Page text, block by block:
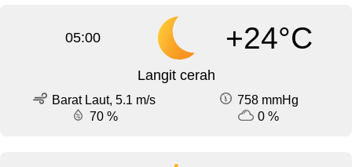
05:00 +24°C
Langit cerah
Barat Laut, 5.1 m/s
758 mmHg
70 %
0 %